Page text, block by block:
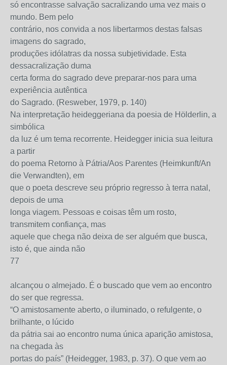
só encontrasse salvação sacralizando uma vez mais o
mundo. Bem pelo
contrário, nos convida a nos libertarmos destas falsas
imagens do sagrado,
produções idólatras da nossa subjetividade. Esta
dessacralização duma
certa forma do sagrado deve preparar-nos para uma
experiência autêntica
do Sagrado. (Resweber, 1979, p. 140)
Na interpretação heideggeriana da poesia de Hölderlin, a
simbólica
da luz é um tema recorrente. Heidegger inicia sua leitura
a partir
do poema Retorno à Pátria/Aos Parentes (Heimkunft/An
die Verwandten), em
que o poeta descreve seu próprio regresso à terra natal,
depois de uma
longa viagem. Pessoas e coisas têm um rosto,
transmitem confiança, mas
aquele que chega não deixa de ser alguém que busca,
isto é, que ainda não
77
alcançou o almejado. É o buscado que vem ao encontro
do ser que regressa.
“O amistosamente aberto, o iluminado, o refulgente, o
brilhante, o lúcido
da pátria sai ao encontro numa única aparição amistosa,
na chegada às
portas do país” (Heidegger, 1983, p. 37). O que vem ao